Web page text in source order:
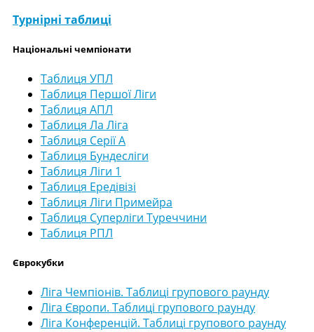
Турнірні таблиці
Національні чемпіонати
Таблиця УПЛ
Таблиця Першої Ліги
Таблиця АПЛ
Таблиця Ла Ліга
Таблиця Серії А
Таблиця Бундесліги
Таблиця Ліги 1
Таблиця Ередівізі
Таблиця Ліги Примейра
Таблиця Суперліги Туреччини
Таблиця РПЛ
Єврокубки
Ліга Чемпіонів. Таблиці групового раунду
Ліга Європи. Таблиці групового раунду
Ліга Конференцій. Таблиці групового раунду